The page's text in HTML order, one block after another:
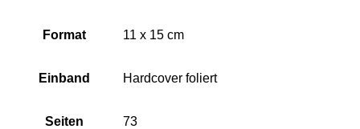
Format 11 x 15 cm
Einband Hardcover foliert
Seiten 73